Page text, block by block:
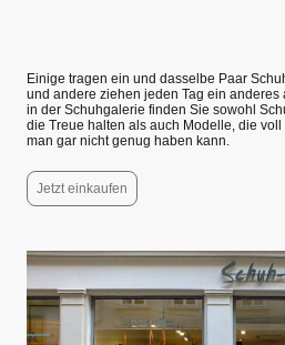
Einige tragen ein und dasselbe Paar
und andere ziehen jeden Tag ein anderes
in der Schuhgalerie finden Sie sowohl
die Treue halten als auch Modelle, die
man gar nicht genug haben kann.
Jetzt einkaufen